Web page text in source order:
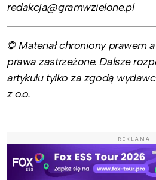
redakcja@gramwzielone.pl
© Materiał chroniony prawem
prawa zastrzeżone. Dalsze
artykułu tylko za zgodą
z o.o.
REKLAMA